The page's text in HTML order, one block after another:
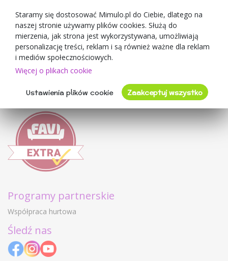
O sprzedawcy
Mimulo.pl
Regulamin sklepu
Ochrona danych osobowych GDPR
Kontakty
Oceny klientów
Programy partnerskie
Współpraca hurtowa
Śledź nas
Staramy się dostosować Mimulo.pl do Ciebie, dlatego na
naszej stronie używamy plików cookies. Służą do
mierzenia, jak strona jest wykorzystywana, umożliwiają
personalizację treści, reklam i są również ważne dla reklam
i mediów społecznościowych.
Więcej o plikach cookie
Ustawienia plików cookie Zaakceptuj wszystko